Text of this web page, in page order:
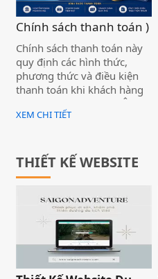
Chính sách thanh toán )
Chính sách thanh toán này
quy định các hình thức,
phương thức và điều kiện
thanh toán khi khách hàng
sử dụng dịch vụ của CÔNG
TY TNHH ĐẦU TƯ PHÁT
https://thanhsangmos.com.
XEM CHI TIẾT
THIẾT KẾ WEBSITE